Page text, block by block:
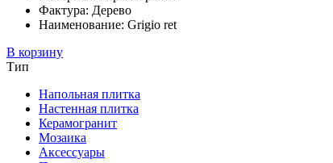
Фактура: Дерево
Наименование: Grigio ret
В корзину
Тип
Напольная плитка
Настенная плитка
Керамогранит
Мозаика
Аксессуары